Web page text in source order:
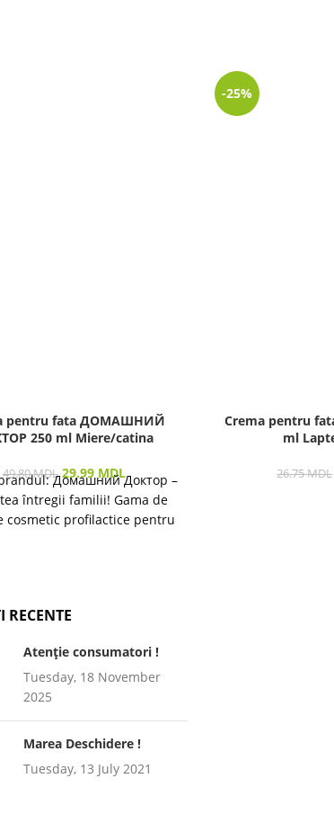
pentru fata ДОМАШНИЙ
250 ml Miere/catina
49.80MDL 29.99 MDL
Домашний Доктор –
întregii familii! Gama de
cosmetic profilactice pentru
-25%
Crema pentru
ml
26.75MDL
RECENTE
Atenție consumatori !
Tuesday, 18 November
2025
Marea Deschidere !
Tuesday, 13 July 2021